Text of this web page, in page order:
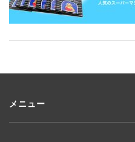
メニュー